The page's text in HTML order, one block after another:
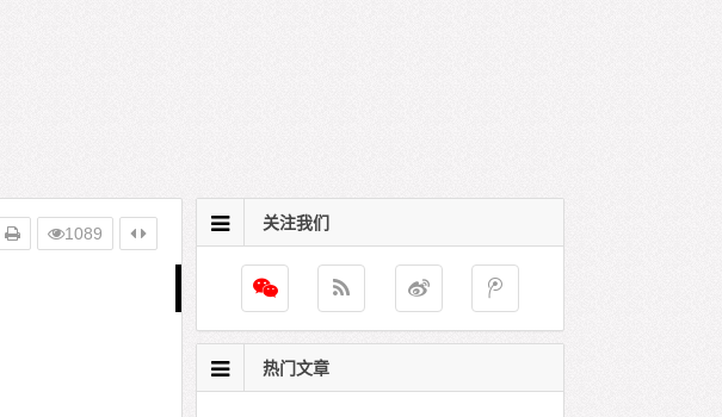
1089
关注我们
热门文章